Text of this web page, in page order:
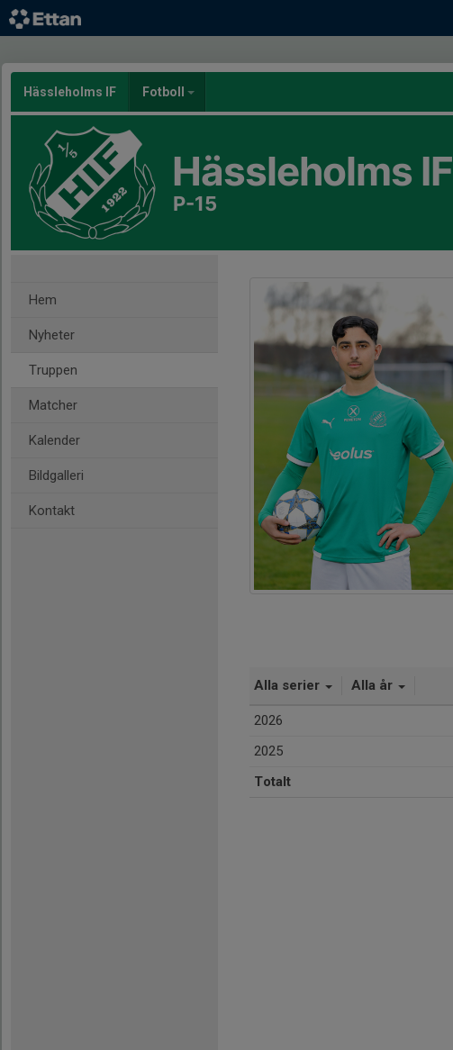
Hässleholms IF Fotboll
Hässleholms IF
P-15
Hem
Nyheter
Truppen
Matcher
Kalender
Bildgalleri
Kontakt
Alla serier Alla år
2026
2025
Totalt